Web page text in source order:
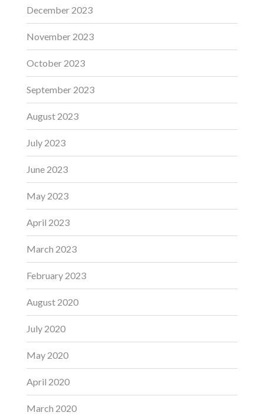
December 2023
November 2023
October 2023
September 2023
August 2023
July 2023
June 2023
May 2023
April 2023
March 2023
February 2023
August 2020
July 2020
May 2020
April 2020
March 2020